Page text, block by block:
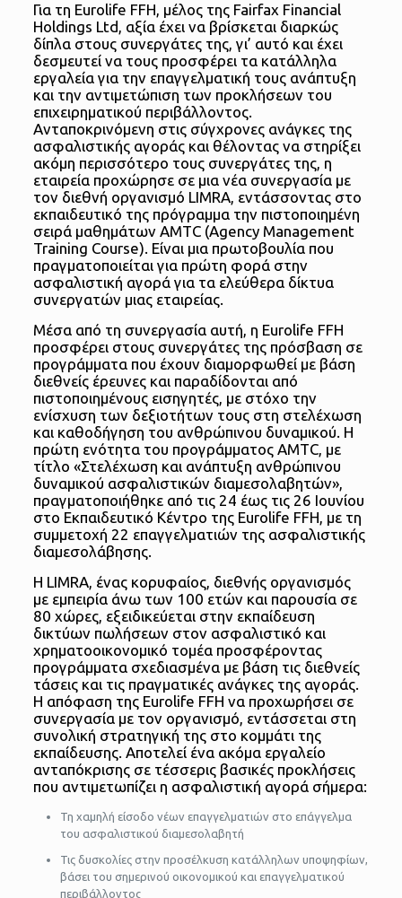
Για τη Eurolife FFH, μέλος της Fairfax Financial
Holdings Ltd, αξία έχει να βρίσκεται διαρκώς
δίπλα στους συνεργάτες της, γι’ αυτό και έχει
δεσμευτεί να τους προσφέρει τα κατάλληλα
εργαλεία για την επαγγελματική τους ανάπτυξη
και την αντιμετώπιση των προκλήσεων του
επιχειρηματικού περιβάλλοντος.
Ανταποκρινόμενη στις σύγχρονες ανάγκες της
ασφαλιστικής αγοράς και θέλοντας να στηρίξει
ακόμη περισσότερο τους συνεργάτες της, η
εταιρεία προχώρησε σε μια νέα συνεργασία με
τον διεθνή οργανισμό LIMRA, εντάσσοντας στο
εκπαιδευτικό της πρόγραμμα την πιστοποιημένη
σειρά μαθημάτων AMTC (Agency Management
Training Course). Είναι μια πρωτοβουλία που
πραγματοποιείται για πρώτη φορά στην
ασφαλιστική αγορά για τα ελεύθερα δίκτυα
συνεργατών μιας εταιρείας.
Μέσα από τη συνεργασία αυτή, η Eurolife FFH
προσφέρει στους συνεργάτες της πρόσβαση σε
προγράμματα που έχουν διαμορφωθεί με βάση
διεθνείς έρευνες και παραδίδονται από
πιστοποιημένους εισηγητές, με στόχο την
ενίσχυση των δεξιοτήτων τους στη στελέχωση
και καθοδήγηση του ανθρώπινου δυναμικού. Η
πρώτη ενότητα του προγράμματος AMTC, με
τίτλο «Στελέχωση και ανάπτυξη ανθρώπινου
δυναμικού ασφαλιστικών διαμεσολαβητών»,
πραγματοποιήθηκε από τις 24 έως τις 26 Ιουνίου
στο Εκπαιδευτικό Κέντρο της Eurolife FFH, με τη
συμμετοχή 22 επαγγελματιών της ασφαλιστικής
διαμεσολάβησης.
Η LIMRA, ένας κορυφαίος, διεθνής οργανισμός
με εμπειρία άνω των 100 ετών και παρουσία σε
80 χώρες, εξειδικεύεται στην εκπαίδευση
δικτύων πωλήσεων στον ασφαλιστικό και
χρηματοοικονομικό τομέα προσφέροντας
προγράμματα σχεδιασμένα με βάση τις διεθνείς
τάσεις και τις πραγματικές ανάγκες της αγοράς.
Η απόφαση της Eurolife FFH να προχωρήσει σε
συνεργασία με τον οργανισμό, εντάσσεται στη
συνολική στρατηγική της στο κομμάτι της
εκπαίδευσης. Αποτελεί ένα ακόμα εργαλείο
ανταπόκρισης σε τέσσερις βασικές προκλήσεις
που αντιμετωπίζει η ασφαλιστική αγορά σήμερα:
Τη χαμηλή είσοδο νέων επαγγελματιών στο επάγγελμα
του ασφαλιστικού διαμεσολαβητή
Τις δυσκολίες στην προσέλκυση κατάλληλων υποψηφίων,
βάσει του σημερινού οικονομικού και επαγγελματικού
περιβάλλοντος